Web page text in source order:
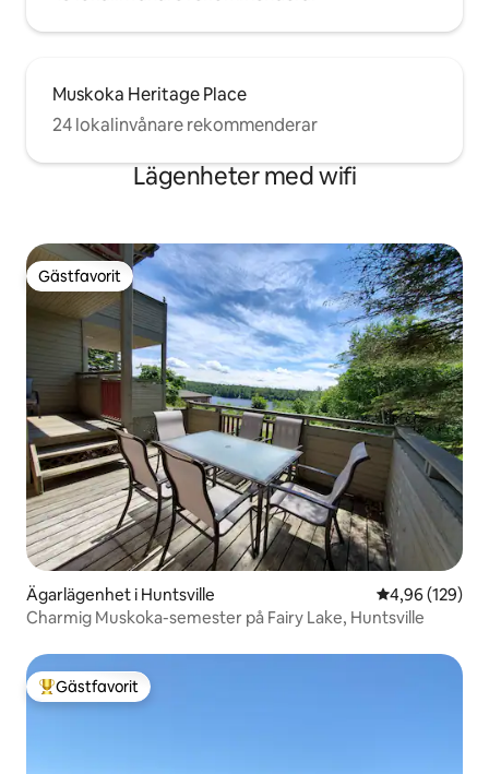
Muskoka Heritage Place
24 lokalinvånare rekommenderar
Lägenheter med wifi
Gästfavorit
Gästfavorit
Ägarlägenhet i Huntsville 4,96 av 5 i
4,96 (129)
Charmig Muskoka-semester på Fairy Lake, Huntsville
Populär gästfavorit
Gästfavorit